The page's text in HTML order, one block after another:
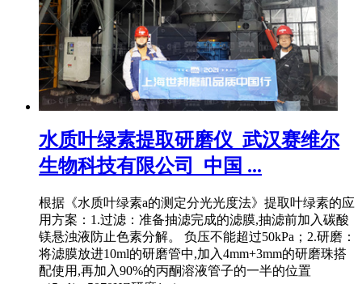
水质叶绿素提取研磨仪_武汉赛维尔
生物科技有限公司_中国 ...
根据《水质叶绿素a的测定分光光度法》提取叶绿素的应
用方案：1.过滤：准备抽滤完成的滤膜,抽滤前加入碳酸
镁悬浊液防止色素分解。 负压不能超过50kPa；2.研磨：
将滤膜放进10ml的研磨管中,加入4mm+3mm的研磨珠搭
配使用,再加入90%的丙酮溶液管子的一半的位置